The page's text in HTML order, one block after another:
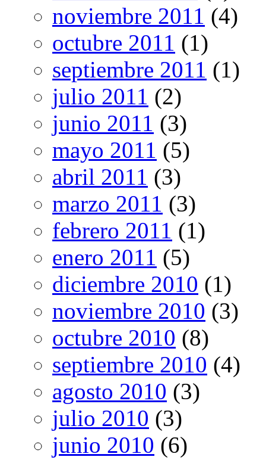
noviembre 2011 (4)
octubre 2011 (1)
septiembre 2011 (1)
julio 2011 (2)
junio 2011 (3)
mayo 2011 (5)
abril 2011 (3)
marzo 2011 (3)
febrero 2011 (1)
enero 2011 (5)
diciembre 2010 (1)
noviembre 2010 (3)
octubre 2010 (8)
septiembre 2010 (4)
agosto 2010 (3)
julio 2010 (3)
junio 2010 (6)